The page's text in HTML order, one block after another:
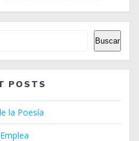
Buscar
POSTS
la Poesía